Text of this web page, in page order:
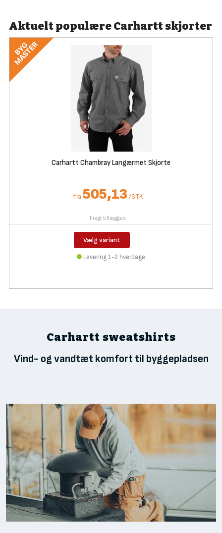
Aktuelt populære Carhartt skjorter
Carhartt Chambray Langærmet Skjorte
fra 505,13 /STK
Fragt tillægges
Vælg variant
Levering 1-2 hverdage
Carhartt sweatshirts
Vind- og vandtæt komfort til byggepladsen